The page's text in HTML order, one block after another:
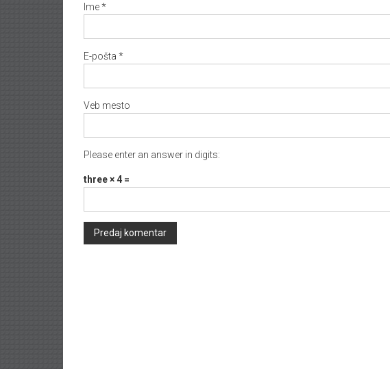
Ime*
E-pošta *
Veb mesto
Please enter an answer in digits:
three × 4 =